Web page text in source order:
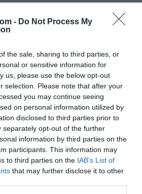
- Do Not Process My
the sale, sharing to third parties, or
or sensitive information for
us, please use the below opt-out
selection. Please note that after your
you may continue seeing
on personal information utilized by
disclosed to third parties prior to
separately opt-out of the further
information by third parties on the
participants. This information may
to third parties on the IAB’s List of
that may further disclose it to other
en la muy ‘woke’ ciudad
York: destrozan una imagen de la
07/08/26 11:46
trabajo de desmitificar la
la verdadera, de
es un trabajo
SANCHISTA